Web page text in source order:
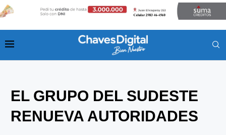
EL GRUPO DEL SUDESTE
RENUEVA AUTORIDADES